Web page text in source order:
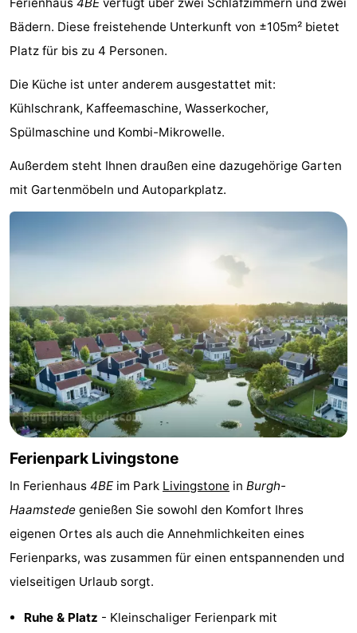
Buitenheem
-
Duinoord
-
Ginsterveld
-
Julianahoeve
-
Livingstone
-
Resort
-
Hof
van
Haamstede
Schouwse
Valleien
-
Wijde
Blick
-
Zeeuwse
Kust
-
’t
Hof
van
Hotels
Zimmer
(mit
Lastminutes
Sehen
Bädern. Diese freistehende Unterkunft von ±105m² bietet
Platz für bis zu 4 Personen.
Die Küche ist unter anderem ausgestattet mit:
Kühlschrank, Kaffeemaschine, Wasserkocher,
Spülmaschine und Kombi-Mikrowelle.
Außerdem steht Ihnen draußen eine dazugehörige Garten
mit Gartenmöbeln und Autoparkplatz.
Ferienpark Livingstone
In Ferienhaus 4BE im Park Livingstone in Burgh-
Haamstede genießen Sie sowohl den Komfort Ihres
eigenen Ortes als auch die Annehmlichkeiten eines
Ferienparks, was zusammen für einen entspannenden und
vielseitigen Urlaub sorgt.
Ruhe & Platz - Kleinschaliger Ferienpark mit